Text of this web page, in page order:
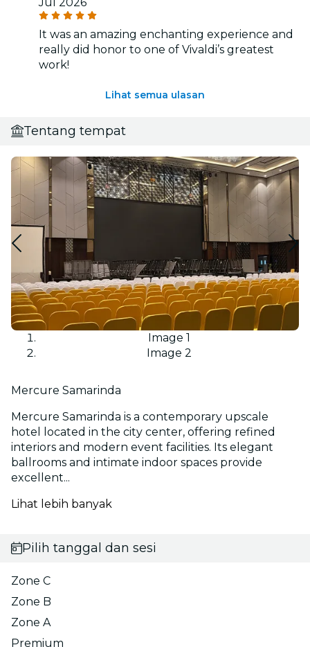
It was an amazing enchanting experience and
really did honor to one of Vivaldi’s greatest
work!
Lihat semua ulasan
Tentang tempat
Image 1
Image 2
Mercure Samarinda
Mercure Samarinda is a contemporary upscale
hotel located in the city center, offering refined
interiors and modern event facilities. Its elegant
ballrooms and intimate indoor spaces provide
excellent...
Lihat lebih banyak
Pilih tanggal dan sesi
Zone C
Zone B
Zone A
Premium